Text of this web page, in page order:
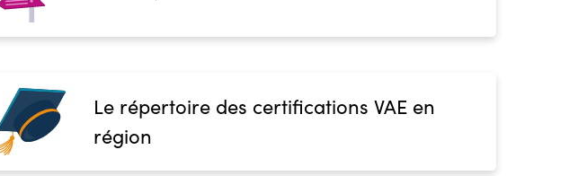
Le répertoire des certifications VAE en
région